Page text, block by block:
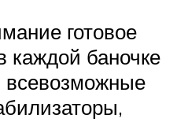
готовое
каждой баночке
всевозможные